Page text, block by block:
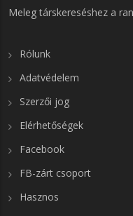
Meleg társkereséshez a
Rólunk
Adatvédelem
Szerzői jog
Elérhetőségek
Facebook
FB-zárt csoport
Hasznos